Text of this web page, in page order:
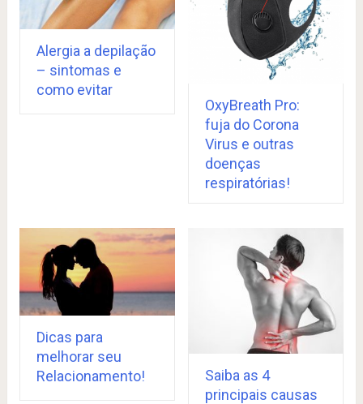
Alergia a depilação
– sintomas e
como evitar
OxyBreath Pro:
fuja do Corona
Virus e outras
doenças
respiratórias!
Dicas para
melhorar seu
Relacionamento!
Saiba as 4
principais causas